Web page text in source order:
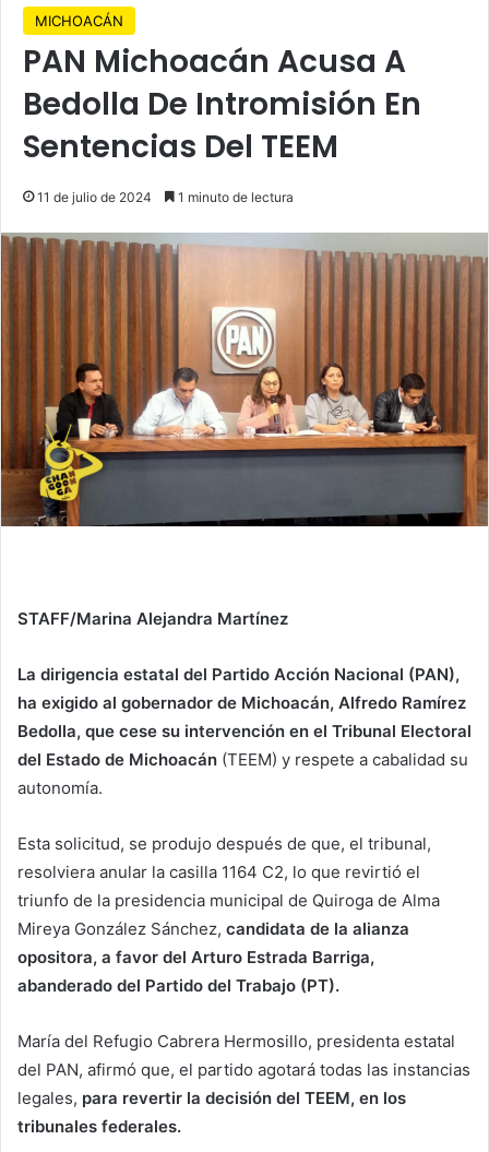
MICHOACÁN
PAN Michoacán Acusa A
Bedolla De Intromisión En
Sentencias Del TEEM
11 de julio de 2024 1 minuto de lectura
STAFF/Marina Alejandra Martínez
La dirigencia estatal del Partido Acción Nacional (PAN),
ha exigido al gobernador de Michoacán, Alfredo Ramírez
Bedolla, que cese su intervención en el Tribunal Electoral
del Estado de Michoacán (TEEM) y respete a cabalidad su
autonomía.
Esta solicitud, se produjo después de que, el tribunal,
resolviera anular la casilla 1164 C2, lo que revirtió el
triunfo de la presidencia municipal de Quiroga de Alma
Mireya González Sánchez, candidata de la alianza
opositora, a favor del Arturo Estrada Barriga,
abanderado del Partido del Trabajo (PT).
María del Refugio Cabrera Hermosillo, presidenta estatal
del PAN, afirmó que, el partido agotará todas las instancias
legales, para revertir la decisión del TEEM, en los
tribunales federales.